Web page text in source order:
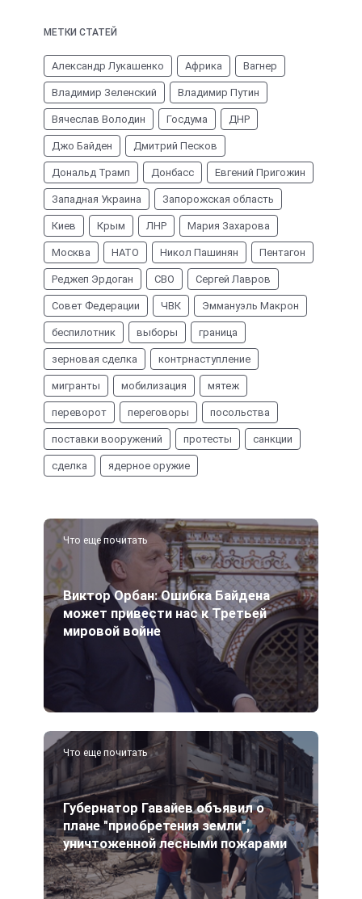
МЕТКИ СТАТЕЙ
Александр Лукашенко Африка Вагнер
Владимир Зеленский Владимир Путин
Вячеслав Володин Госдума ДНР
Джо Байден Дмитрий Песков
Дональд Трамп Донбасс Евгений Пригожин
Западная Украина Запорожская область
Киев Крым ЛНР Мария Захарова
Москва НАТО Никол Пашинян Пентагон
Реджеп Эрдоган СВО Сергей Лавров
Совет Федерации ЧВК Эммануэль Макрон
беспилотник выборы граница
зерновая сделка контрнаступление
мигранты мобилизация мятеж
переворот переговоры посольства
поставки вооружений протесты санкции
сделка ядерное оружие
Что еще почитать
Виктор Орбан: Ошибка Байдена
может привести нас к Третьей
мировой войне
Что еще почитать
Губернатор Гавайев объявил о
плане "приобретения земли",
уничтоженной лесными пожарами